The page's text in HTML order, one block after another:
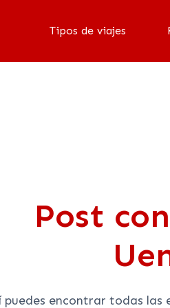
Tipos de viajes
Post
puedes encontrar todas las